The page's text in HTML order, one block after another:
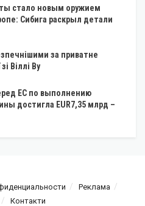
стало новым оружием
Сибига раскрыл детали
за приватне
Віллі Ву
ЕС по выполнению
достигла EUR7,35 млрд –
Реклама
Контакти